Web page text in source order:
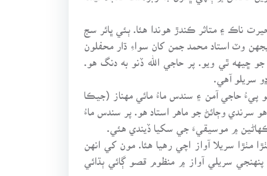
ناڪ ۽ متاثر ڪندڙ هوندا هئا. ٻئي ڀائر سج
وٽ استاد محمد جمن کان سواءِ ڌار محفلون
ڇيهه ٿي ويو. پر حاجي الله ڏنو به دنگ هو.
سريلو آهي.
پيءُ حاجي آمن ۽ سندس ماءُ مائي مهناز (جيڪا
سرندي وڄائڻ جو ماهر استاد هو. پر سندس ماءُ
۾ موسيقيءَ جي سکيا ڏيندي هئي.
مٺڙا سريلا آواز اچي رهيا هئا. مون کي انهن
سريلي آواز ۾ منظوم قصو ڳائي ٻڌائي